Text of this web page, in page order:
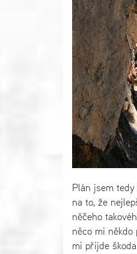
Plán jsem
na to, že
něčeho
něco mi
mi přijde